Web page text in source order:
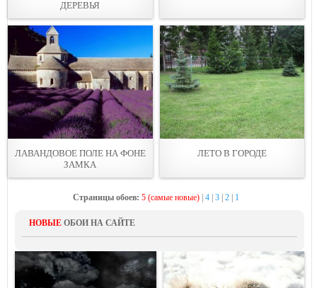
ДЕРЕВЬЯ
ЛАВАНДОВОЕ ПОЛЕ НА ФОНЕ
ЗАМКА
ЛЕТО В ГОРОДЕ
Страницы обоев: 5 (самые новые) 4 3 2 1
НОВЫЕ ОБОИ НА САЙТЕ